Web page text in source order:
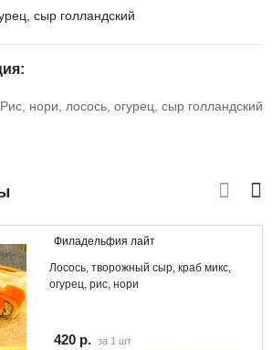
сыр голландский
Рис, нори, лосось, огурец, сыр голландский
Филадельфия лайт
Лосось, творожный сыр, краб микс,
огурец, рис, нори
420 р. за 1 шт